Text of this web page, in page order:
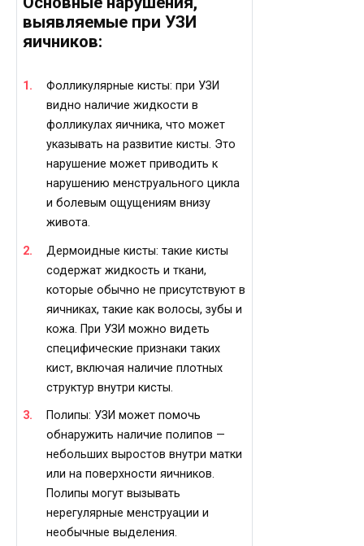
выявляемые при УЗИ
яичников:
Фолликулярные кисты: при УЗИ
видно наличие жидкости в
фолликулах яичника, что может
указывать на развитие кисты. Это
нарушение может приводить к
нарушению менструального цикла
и болевым ощущениям внизу
живота.
Дермоидные кисты: такие кисты
содержат жидкость и ткани,
которые обычно не присутствуют в
яичниках, такие как волосы, зубы и
кожа. При УЗИ можно видеть
специфические признаки таких
кист, включая наличие плотных
структур внутри кисты.
Полипы: УЗИ может помочь
обнаружить наличие полипов —
небольших выростов внутри матки
или на поверхности яичников.
Полипы могут вызывать
нерегулярные менструации и
необычные выделения.